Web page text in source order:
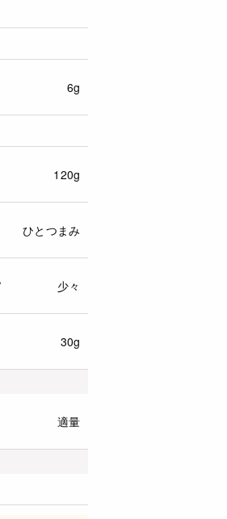
6g
120g
ひとつまみ
少々
30g
適量